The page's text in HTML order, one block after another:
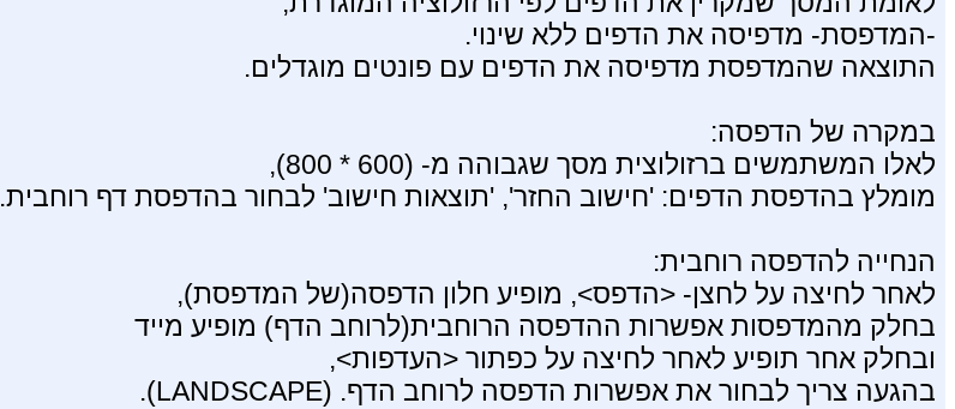
-המדפסת- מדפיסה את הדפים ללא שינוי.
התוצאה שהמדפסת מדפיסה את הדפים עם פונטים מוגדלים.
במקרה של הדפסה:
לאלו המשתמשים ברזולוצית מסך שגבוהה מ- (600 * 800),
מומלץ בהדפסת הדפים: 'חישוב החזר', 'תוצאות חישוב' לבחור בהדפסת דף רוחבית.
הנחייה להדפסה רוחבית:
לאחר לחיצה על לחצן- <הדפס>, מופיע חלון הדפסה(של המדפסת),
בחלק מהמדפסות אפשרות ההדפסה הרוחבית(לרוחב הדף) מופיע מייד
ובחלק אחר תופיע לאחר לחיצה על כפתור <העדפות>,
בהגעה צריך לבחור את אפשרות הדפסה לרוחב הדף. (LANDSCAPE).